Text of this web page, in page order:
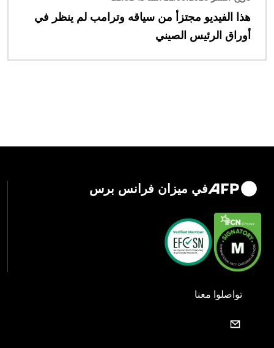
هذا الفيديو مجتزأ من سياقه وترامب لم ينظر في
أوراق الرئيس الصيني
في ميزان فرانس برس
تواصلوا معنا